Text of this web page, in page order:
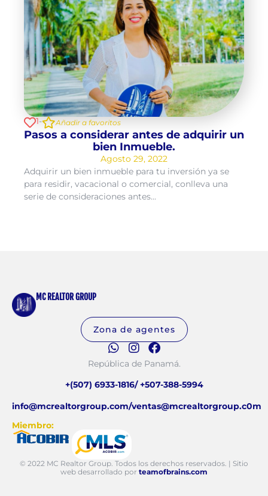
1- Añadir a favoritos
Pasos a considerar antes de adquirir un
bien Inmueble.
Agosto 29, 2022
Adquirir un bien inmueble para tu inversión ya se
para residir, vacacional o comercial, conlleva una
serie de consideraciones antes...
MC REALTOR GROUP
Zona de agentes
República de Panamá.
+(507) 6933-1816/ +507-388-5994
info@mcrealtorgroup.com/ventas@mcrealtorgroup.c0m
Miembro:
© 2022 MC Realtor Group. Todos los derechos reservados. | Sitio
web desarrollado por teamofbrains.com